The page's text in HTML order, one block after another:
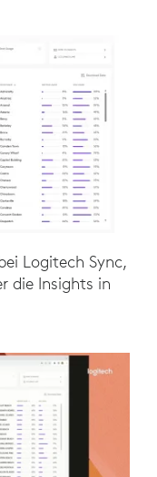
Logitech Sync,
die Insights in